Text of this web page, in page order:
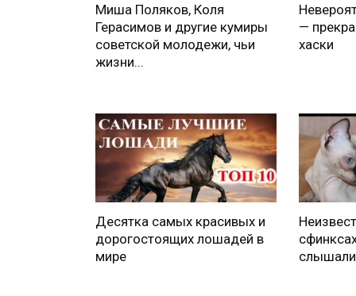
Миша Поляков, Коля
Герасимов и другие кумиры
советской молодежи, чьи
жизни...
—
хаски
Десятка самых красивых и
дорогостоящих лошадей в
мире
слышали